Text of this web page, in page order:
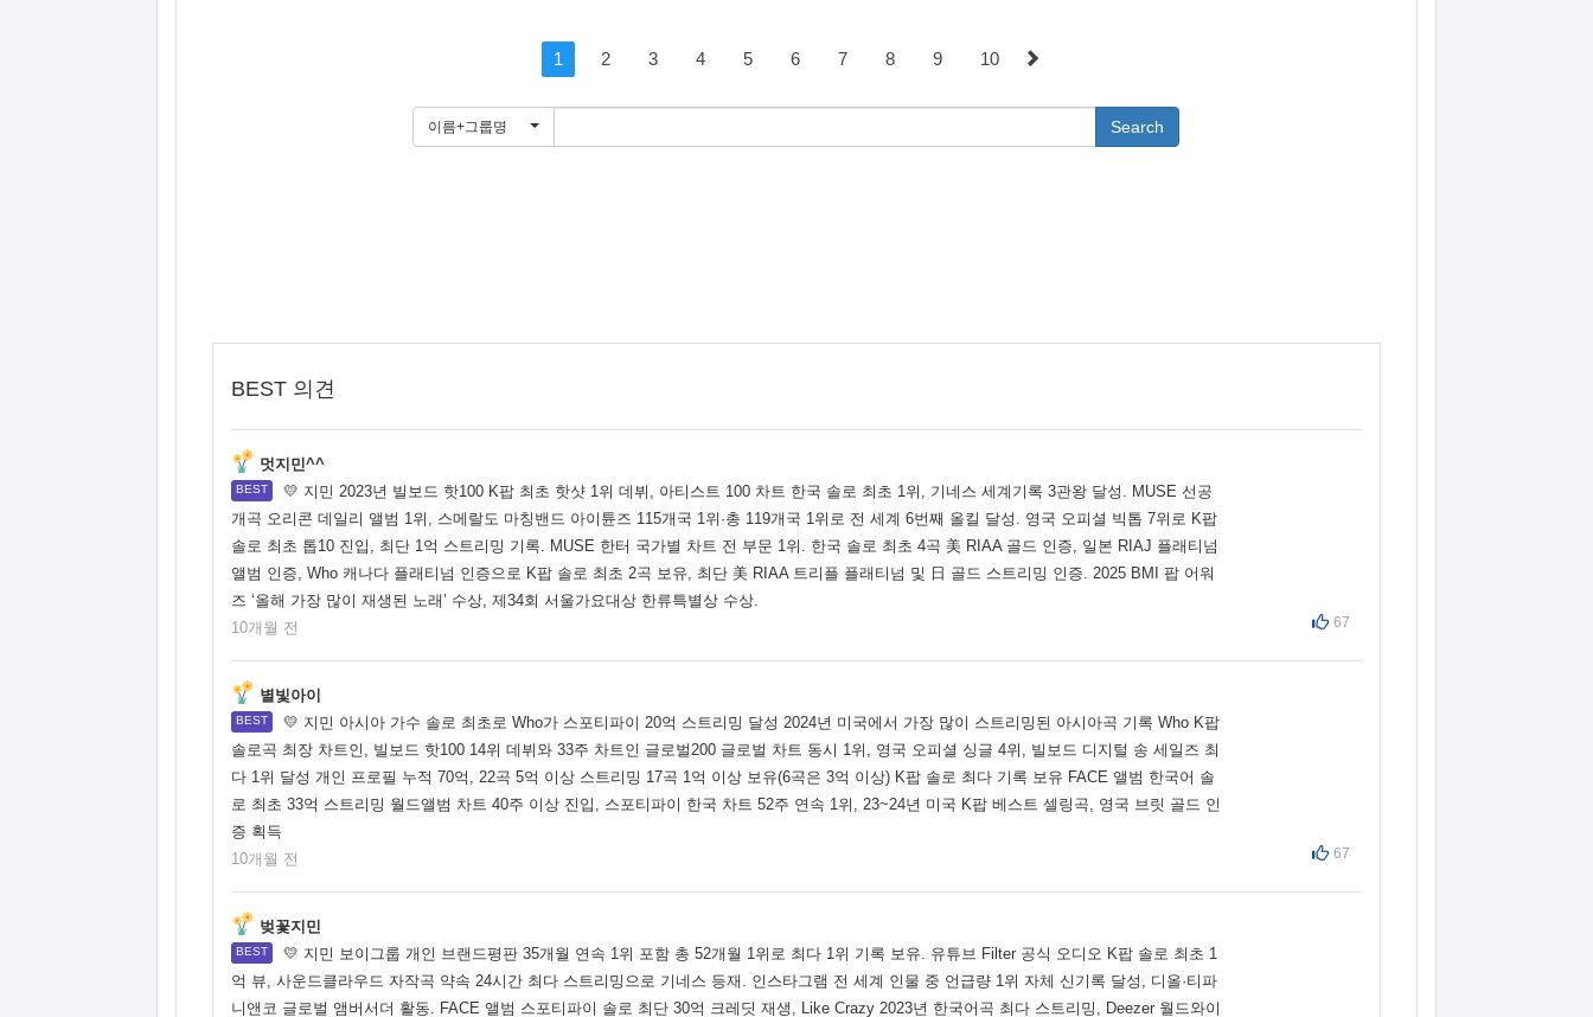
1 2 3 4 5 6 7 8 9 10
이름+그룹명 Search
BEST 의견
멋지민^^
💛 지민 2023년 빌보드 핫100 K팝 최초 핫샷 1위 데뷔, 아티스트 100 차트 한국 솔로 최초 1위, 기네스 세계기록 3관왕 달성. MUSE 선공
개곡 오리콘 데일리 앨범 1위, 스메랄도 마칭밴드 아이튠즈 115개국 1위·총 119개국 1위로 전 세계 6번째 올킬 달성. 영국 오피셜 빅톱 7위로 K팝
솔로 최초 톱10 진입, 최단 1억 스트리밍 기록. MUSE 한터 국가별 차트 전 부문 1위. 한국 솔로 최초 4곡 美 RIAA 골드 인증, 일본 RIAJ 플래티넘
앨범 인증, Who 캐나다 플래티넘 인증으로 K팝 솔로 최초 2곡 보유, 최단 美 RIAA 트리플 플래티넘 및 日 골드 스트리밍 인증. 2025 BMI 팝 어워
즈 ‘올해 가장 많이 재생된 노래’ 수상, 제34회 서울가요대상 한류특별상 수상.
10개월 전
67
별빛아이
💛 지민 아시아 가수 솔로 최초로 Who가 스포티파이 20억 스트리밍 달성 2024년 미국에서 가장 많이 스트리밍된 아시아곡 기록 Who K팝
솔로곡 최장 차트인, 빌보드 핫100 14위 데뷔와 33주 차트인 글로벌200 글로벌 차트 동시 1위, 영국 오피셜 싱글 4위, 빌보드 디지털 송 세일즈 최
다 1위 달성 개인 프로필 누적 70억, 22곡 5억 이상 스트리밍 17곡 1억 이상 보유(6곡은 3억 이상) K팝 솔로 최다 기록 보유 FACE 앨범 한국어 솔
로 최초 33억 스트리밍 월드앨범 차트 40주 이상 진입, 스포티파이 한국 차트 52주 연속 1위, 23~24년 미국 K팝 베스트 셀링곡, 영국 브릿 골드 인
증 획득
10개월 전
67
벚꽃지민
💛 지민 보이그룹 개인 브랜드평판 35개월 연속 1위 포함 총 52개월 1위로 최다 1위 기록 보유. 유튜브 Filter 공식 오디오 K팝 솔로 최초 1
억 뷰, 사운드클라우드 자작곡 약속 24시간 최다 스트리밍으로 기네스 등재. 인스타그램 전 세계 인물 중 언급량 1위 자체 신기록 달성, 디올·티파
니앤코 글로벌 앰버서더 활동. FACE 앨범 스포티파이 솔로 최단 30억 크레딧 재생, Like Crazy 2023년 한국어곡 최다 스트리밍, Deezer 월드와이